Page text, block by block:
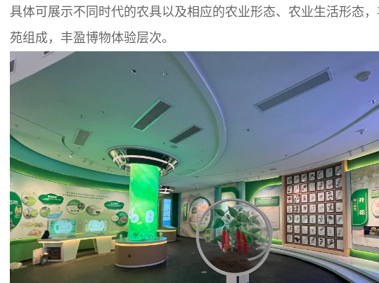
具体可展示不同时代的农具以及相应的农业形态、农业生活形态
苑组成，丰盈博物体验层次。